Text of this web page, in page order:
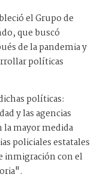
el Grupo de
que buscó
de la pandemia y
políticas
políticas:
y las agencias
la mayor medida
policiales estatales
inmigración con el